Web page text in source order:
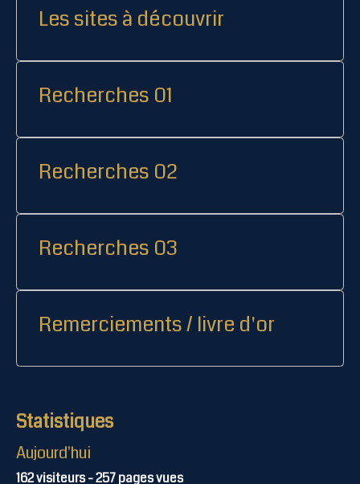
Les sites à découvrir
Recherches 01
Recherches 02
Recherches 03
Remerciements / livre d'or
Statistiques
Aujourd'hui
162visiteurs -257pages vues